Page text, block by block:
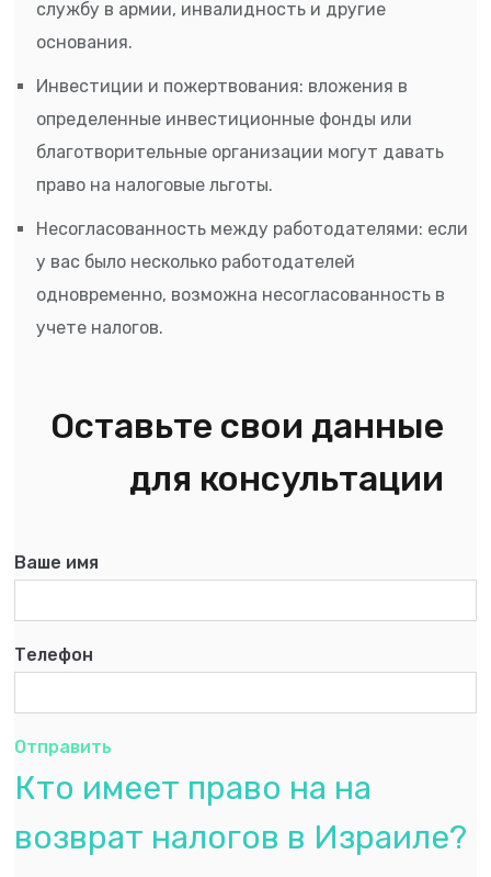
службу в армии, инвалидность и другие
основания.
Инвестиции и пожертвования: вложения в
определенные инвестиционные фонды или
благотворительные организации могут давать
право на налоговые льготы.
Несогласованность между работодателями: если
у вас было несколько работодателей
одновременно, возможна несогласованность в
учете налогов.
Оставьте свои данные
для консультации
Ваше имя
Телефон
Отправить
Кто имеет право на на
возврат налогов в Израиле?